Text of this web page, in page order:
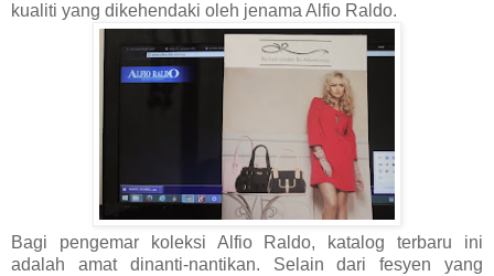
kualiti yang dikehendaki oleh jenama Alfio Raldo.
Bagi pengemar koleksi Alfio Raldo, katalog terbaru ini
adalah amat dinanti-nantikan. Selain dari fesyen yang